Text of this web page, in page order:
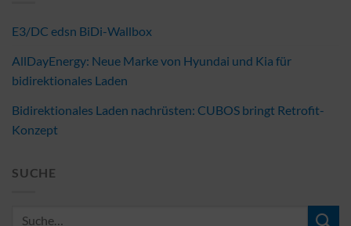
E3/DC edsn BiDi-Wallbox
AllDayEnergy: Neue Marke von Hyundai und Kia für
bidirektionales Laden
Bidirektionales Laden nachrüsten: CUBOS bringt Retrofit-
Konzept
SUCHE